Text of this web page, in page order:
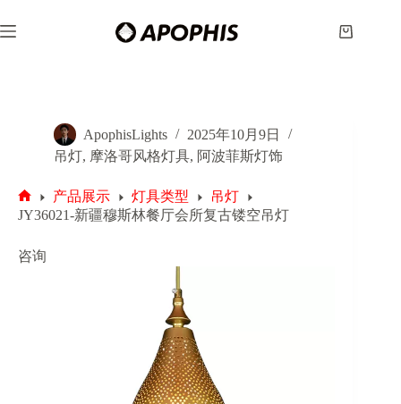
至
购
ApophisLights
2025年10月9日
吊灯, 摩洛哥风格灯具, 阿波菲斯灯饰
首
产品展示 灯具类型
吊灯
JY36021-新疆穆斯林餐厅会所复古镂空吊灯
咨询